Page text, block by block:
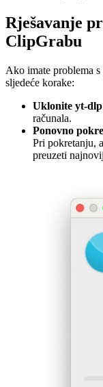
Rješavanje
ClipGrabu
Ako imate problema
sljedeće korake:
Uklonite yt-
računala.
Ponovno
Pri pokretanju,
preuzeti